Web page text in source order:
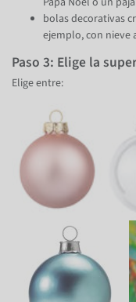
bolas decorativas
ejemplo, con nieve
Paso 3: Elige la
Elige entre: